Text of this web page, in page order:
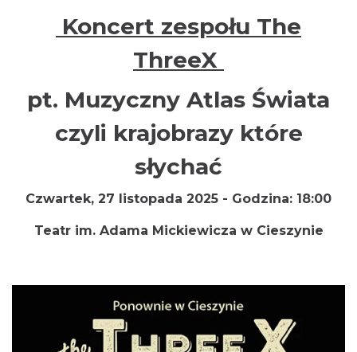
2026-11-08
0.00 km
Koncert KARUZELA GNA
Cieszyn
Koncert zespołu The
ThreeX
pt. Muzyczny Atlas Świata
czyli krajobrazy które
słychać
Czwartek, 27 listopada 2025 - Godzina: 18:00
Teatr im. Adama Mickiewicza w Cieszynie